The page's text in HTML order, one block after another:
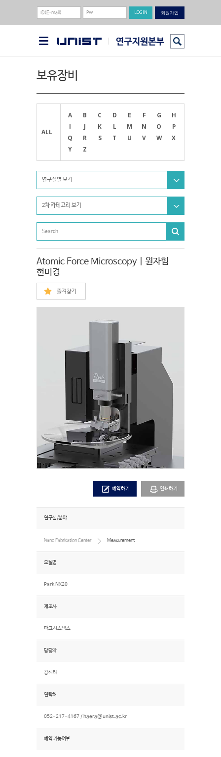
회원가입
보유장비
ALL
A B C D E F G
H
I
J K L M N O
P
Q
R S T U V W
X
Y
Z
연구실별 보기
2차 카테고리 보기
Atomic Force Microscopy | 원자힘
현미경
즐겨찾기
예약하기 인쇄하기
연구실/분야
Nano Fabrication Center Measurement
모델명
Park NX20
제조사
파크시스템스
담당자
강해라
연락처
052-217-4167 / haera@unist.ac.kr
예약 가능여부